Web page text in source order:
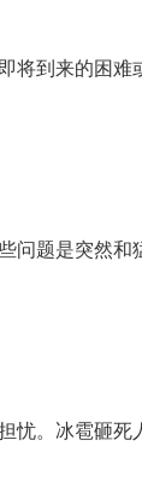
将到来的困难
问题是突然和
忧。冰雹砸死